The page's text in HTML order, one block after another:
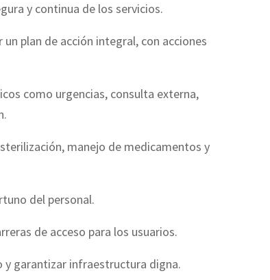
y continua de los servicios.
plan de acción integral, con acciones
como urgencias, consulta externa,
manejo de medicamentos y
del personal.
de acceso para los usuarios.
garantizar infraestructura digna.